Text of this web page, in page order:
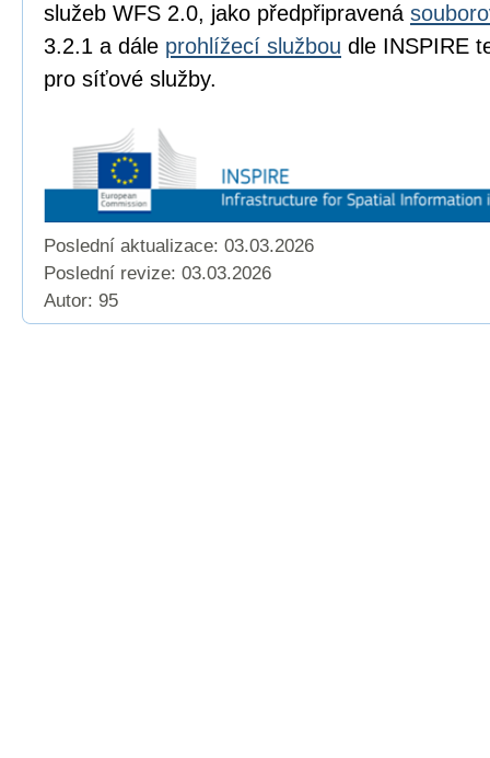
služeb WFS 2.0, jako předpřipravená
3.2.1 a dále prohlížecí službou dle INSPIRE
pro síťové služby.
Poslední aktualizace: 03.03.2026
Poslední revize: 03.03.2026
Autor: 95